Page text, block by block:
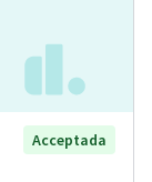
Acceptada